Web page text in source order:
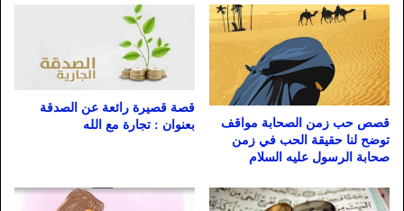
قصص حب زمن الصحابة مواقف
توضح لنا حقيقة الحب في زمن
صحابة الرسول عليه السلام
قصة قصيرة رائعة عن الصدقة
بعنوان : تجارة مع الله